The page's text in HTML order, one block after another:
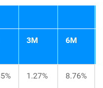
3M 6M
1.27% 8.76%